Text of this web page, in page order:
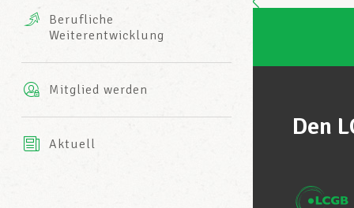
des LCGBs
AXA
Berufliche
Weiterentwicklung
Mitglied werden
Aktuell
Den